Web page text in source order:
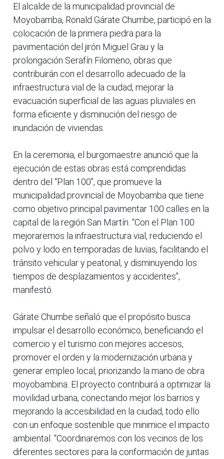
El alcalde de la municipalidad provincial de
Moyobamba, Ronald Gárate Chumbe, participó en la
colocación de la primera piedra para la
pavimentación del jirón Miguel Grau y la
prolongación Serafín Filomeno, obras que
contribuirán con el desarrollo adecuado de la
infraestructura vial de la ciudad, mejorar la
evacuación superficial de las aguas pluviales en
forma eficiente y disminución del riesgo de
inundación de viviendas.
En la ceremonia, el burgomaestre anunció que la
ejecución de estas obras está comprendidas
dentro del “Plan 100”, que promueve la
municipalidad provincial de Moyobamba que tiene
como objetivo principal pavimentar 100 calles en la
capital de la región San Martín. “Con el Plan 100
mejoraremos la infraestructura vial, reduciendo el
polvo y lodo en temporadas de luvias, facilitando el
tránsito vehicular y peatonal, y disminuyendo los
tiempos de desplazamientos y accidentes”,
manifestó.
Gárate Chumbe señaló que el propósito busca
impulsar el desarrollo económico, beneficiando el
comercio y el turismo con mejores accesos,
promover el orden y la modernización urbana y
generar empleo local, priorizando la mano de obra
moyobambina. El proyecto contribuirá a optimizar la
movilidad urbana, conectando mejor los barrios y
mejorando la accesibilidad en la ciudad, todo ello
con un enfoque sostenible que minimice el impacto
ambiental. “Coordinaremos con los vecinos de los
diferentes sectores para la conformación de juntas